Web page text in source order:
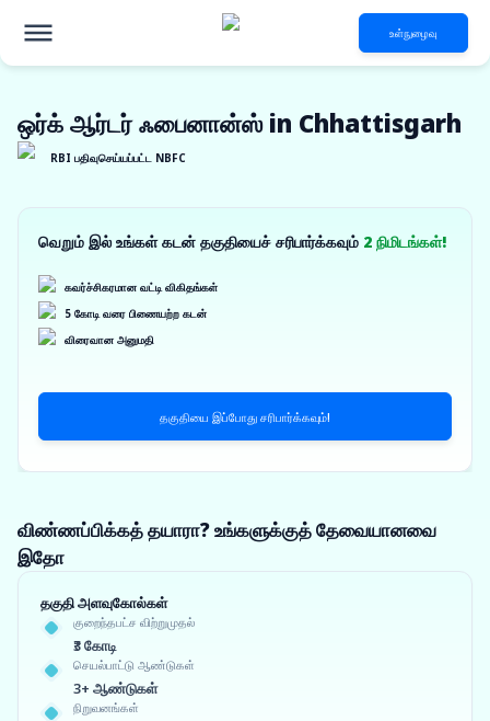
உள்நுழைவு
ஒர்க் ஆர்டர் ஃபைனான்ஸ் in Chhattisgarh
RBI பதிவுசெய்யப்பட்ட NBFC
வெறும் இல் உங்கள் கடன் தகுதியைச் சரிபார்க்கவும் 2 நிமிடங்கள்!
கவர்ச்சிகரமான வட்டி விகிதங்கள்
5 கோடி வரை பிணையற்ற கடன்
விரைவான அனுமதி
தகுதியை இப்போது சரிபார்க்கவும்!
விண்ணப்பிக்கத் தயாரா? உங்களுக்குத் தேவையானவை
இதோ
தகுதி அளவுகோல்கள்
குறைந்தபட்ச விற்றுமுதல்
₹3 கோடி
செயல்பாட்டு ஆண்டுகள்
3+ ஆண்டுகள்
நிறுவனங்கள்